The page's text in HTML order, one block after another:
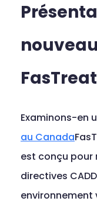
FasTreat
Examinons-en
au Canada
est conçu pour
directives
environnement